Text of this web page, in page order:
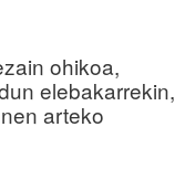
ohikoa,
elebakarrekin,
arteko